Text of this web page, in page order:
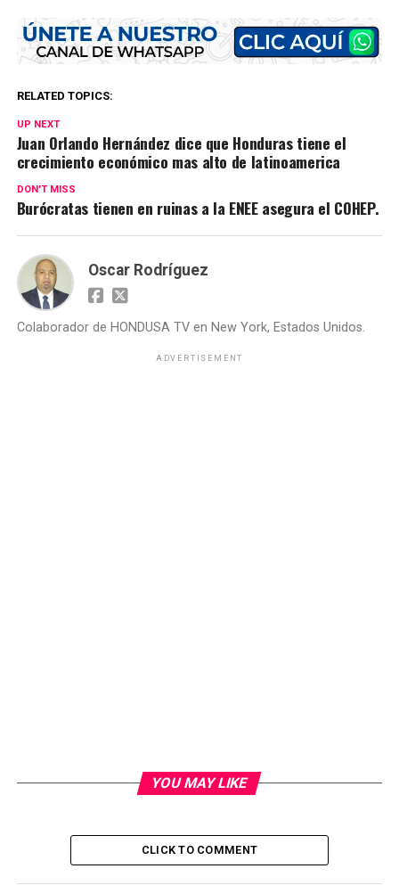
RELATED TOPICS:
UP NEXT
Juan Orlando Hernández dice que Honduras tiene el
crecimiento económico mas alto de latinoamerica
DON'T MISS
Burócratas tienen en ruinas a la ENEE asegura el COHEP.
Oscar Rodríguez
Colaborador de HONDUSA TV en New York, Estados Unidos.
ADVERTISEMENT
YOU MAY LIKE
CLICK TO COMMENT